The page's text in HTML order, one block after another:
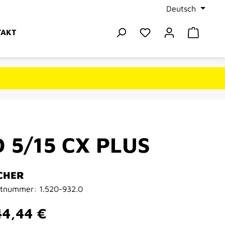
Deutsch
Du hast 0
5/15 CX PLUS
1.520-932.0
Preis: €